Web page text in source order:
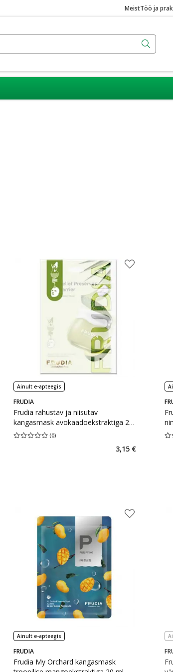
MeistTöö ja
Ainult e-apteegis
FRUDIA
Frudia rahustav ja niisutav
kangasmask avokaadoekstraktiga 20
ml
(0)
Keskmine hinnang 0.00
3,15 €
Ainult e-apteegis
FRUDIA
Frudia My Orchard kangasmask